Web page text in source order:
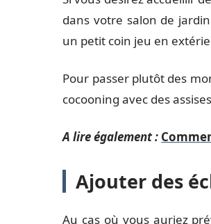
dans votre salon de
un petit coin jeu en
Pour passer plutôt des
cocooning avec des
A lire également :
Ajouter des
Au cas où vous auriez